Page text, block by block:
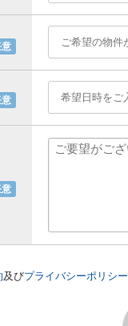
及びプライバシーポリシー